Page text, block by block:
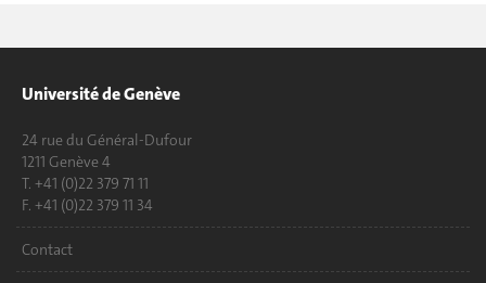
Université de Genève
24 rue du Général-Dufour
1211 Genève 4
T. +41 (0)22 379 71 11
F. +41 (0)22 379 11 34
Contact